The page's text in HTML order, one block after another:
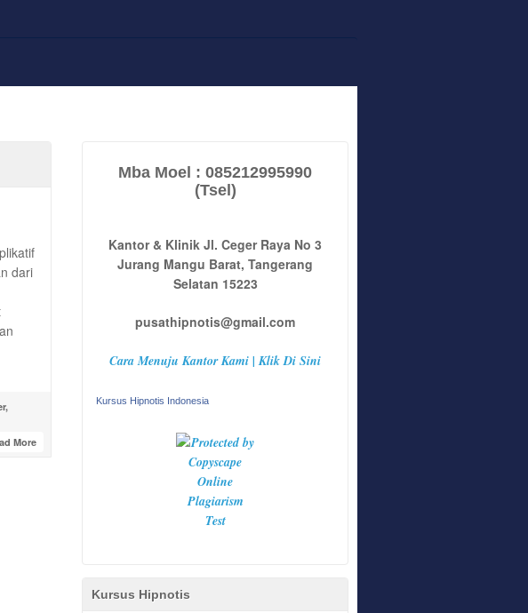
dari
,
More
Mba Moel : 085212995990
(Tsel)
Kantor & Klinik Jl. Ceger Raya No 3
Jurang Mangu Barat, Tangerang
Selatan 15223
pusathipnotis@gmail.com
Cara Menuju Kantor Kami | Klik Di Sini
Kursus Hipnotis Indonesia
Kursus Hipnotis